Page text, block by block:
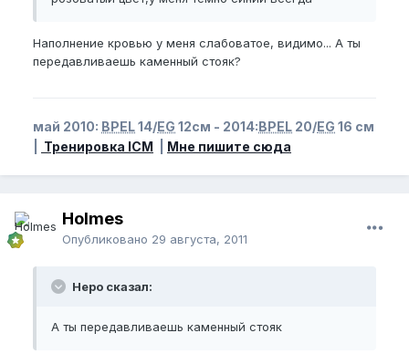
Наполнение кровью у меня слабоватое, видимо... А ты
передавливаешь каменный стояк?
май 2010: BPEL14/EG 12см - 2014:BPEL 20/EG 16 см
Тренировка ICM Мне пишите сюда
Holmes
Опубликовано 29 августа, 2011
Неро сказал:
А ты передавливаешь каменный стояк